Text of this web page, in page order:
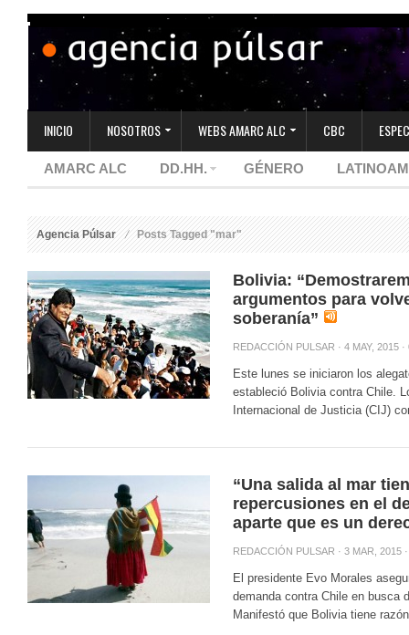
INICIO NOSOTROS WEBS AMARC ALC CBC
AMARC ALC DD.HH. GÉNERO
Agencia Púlsar Posts Tagged "mar"
Bolivia:
argumentos para
soberanía”
REDACCIÓN PULSAR · 4 MAY, 2015 ·
Este lunes se iniciaron los
estableció Bolivia contra Chile.
Internacional de Justicia (CIJ)
“Una salida al mar
repercusiones en el
aparte que es un
REDACCIÓN PULSAR · 3 MAR, 2015
El presidente Evo Morales
demanda contra Chile en busca
Manifestó que Bolivia tiene